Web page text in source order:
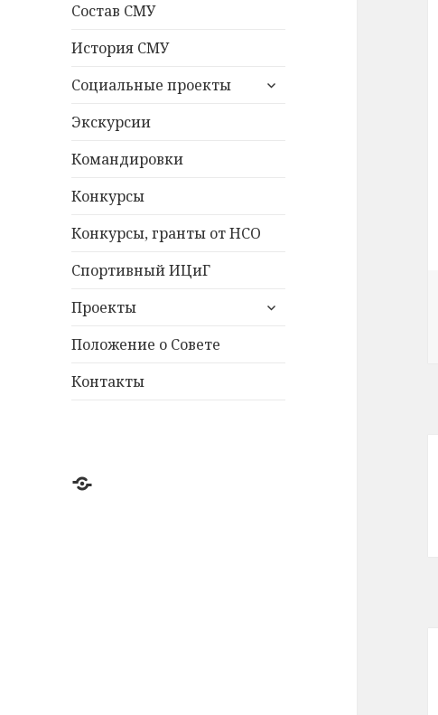
Состав СМУ
История СМУ
Социальные проекты
раскрыть
Экскурсии
Командировки
Конкурсы
Конкурсы, гранты от НСО
Спортивный ИЦиГ
Проекты
раскрыть
Положение о Совете
Контакты
@ICGSNM